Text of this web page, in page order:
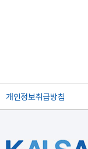
개인정보취급방침